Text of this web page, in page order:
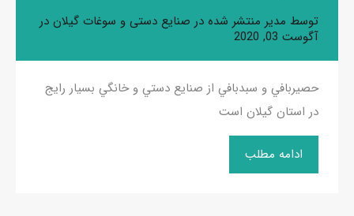
توسط مدیر منتشر شده در صنایع دستی و سوغات گیلان در
آگوست 03, 2020
حصيربافي و سبدبافي از صنايع دستي و خانگي بسيار رايج
در استان گيلان است
ادامه مطلب